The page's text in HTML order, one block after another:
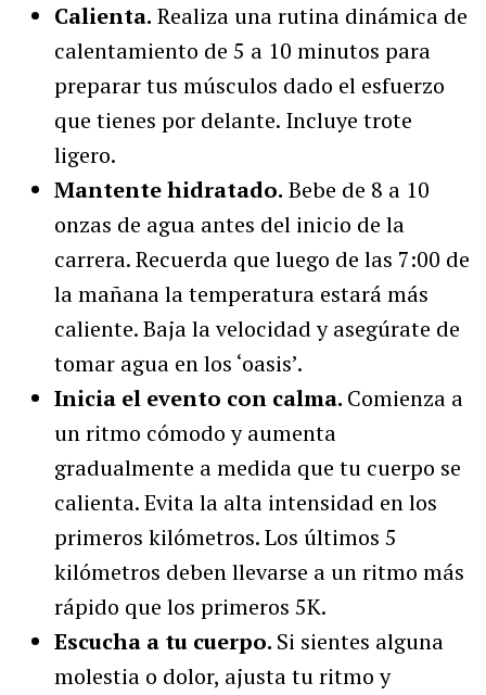
Calienta. Realiza una rutina dinámica de
calentamiento de 5 a 10 minutos para
preparar tus músculos dado el esfuerzo
que tienes por delante. Incluye trote
ligero.
Mantente hidratado. Bebe de 8 a 10
onzas de agua antes del inicio de la
carrera. Recuerda que luego de las 7:00 de
la mañana la temperatura estará más
caliente. Baja la velocidad y asegúrate de
tomar agua en los ‘oasis’.
Inicia el evento con calma. Comienza a
un ritmo cómodo y aumenta
gradualmente a medida que tu cuerpo se
calienta. Evita la alta intensidad en los
primeros kilómetros. Los últimos 5
kilómetros deben llevarse a un ritmo más
rápido que los primeros 5K.
Escucha a tu cuerpo. Si sientes alguna
molestia o dolor, ajusta tu ritmo y